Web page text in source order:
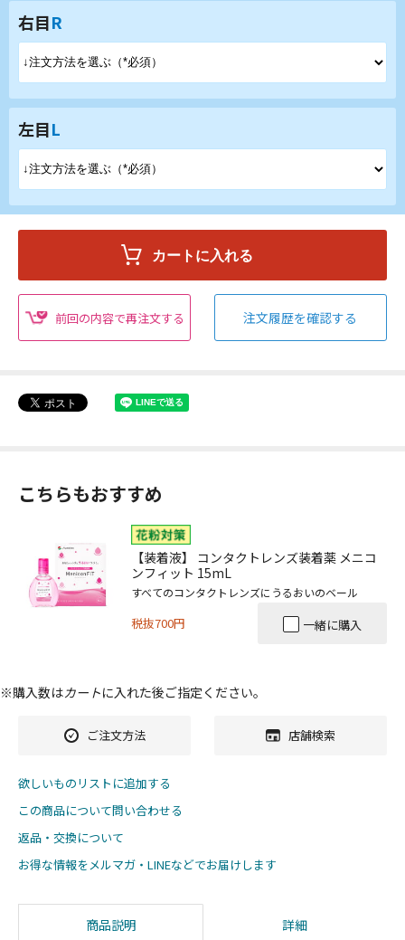
右目R
左目L
前回の内容で再注文する 注文履歴を確認する
こちらもおすすめ
【装着液】 コンタクトレンズ装着薬 メニコ
ンフィット 15mL
すべてのコンタクトレンズにうるおいのベール
税抜700円 一緒に購入
※購入数はカートに入れた後ご指定ください。
ご注文方法 店舗検索
欲しいものリストに追加する
この商品について問い合わせる
返品・交換について
お得な情報をメルマガ・LINEなどでお届けします
商品説明 詳細